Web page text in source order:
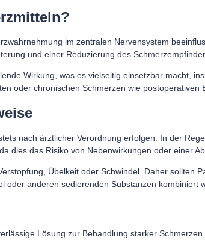
im zentralen Nervensystem
und einer Reduzierung des
Wirkung, was es vielseitig einsetzbar macht,
oder chronischen Schmerzen wie
nach ärztlicher Verordnung erfolgen. In der
dies das Risiko von Nebenwirkungen oder einer
Übelkeit oder Schwindel. Daher
oder anderen sedierenden Substanzen kombiniert
Lösung zur Behandlung starker